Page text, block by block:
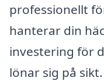
professionellt
hanterar din
investering för
lönar sig på